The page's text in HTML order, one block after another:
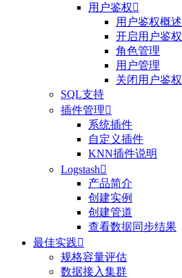
用户鉴权
用户鉴权概述
开启用户鉴权
角色管理
用户管理
关闭用户鉴权
SQL支持
插件管理
系统插件
自定义插件
KNN插件说明
Logstash
产品简介
创建实例
创建管道
查看数据同步结果
最佳实践
规格容量评估
数据接入集群